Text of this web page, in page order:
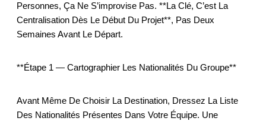
Personnes, Ça Ne S’improvise Pas. **La Clé, C’est La
Centralisation Dès Le Début Du Projet**, Pas Deux
Semaines Avant Le Départ.
**Étape 1 — Cartographier Les Nationalités Du Groupe**
Avant Même De Choisir La Destination, Dressez La Liste
Des Nationalités Présentes Dans Votre Équipe. Une